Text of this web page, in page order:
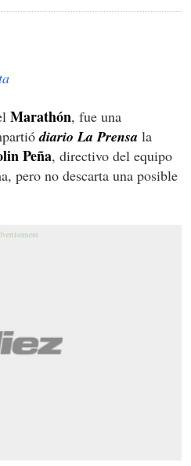
Marathón, fue una
diario La Prensa la
Peña, directivo del equipo
pero no descarta una posible